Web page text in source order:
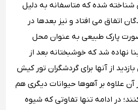
شناخته شده که متاسفانه به دلیل
اتفاق می افتاد و نیز بعدها در
به صورت پارک طبیعی به عنوان محل
نهاده شد که خوشبختانه بعد از
از آنها برای گردشگران تور کیش
علاوه بر آهوها حیوانات دیگری هم
در ادامه تنها تفاوتی که شیوه